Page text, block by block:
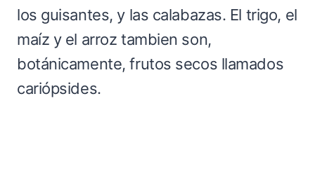
los guisantes, y las calabazas. El trigo, el
maíz y el arroz tambien son,
botánicamente, frutos secos llamados
cariópsides.